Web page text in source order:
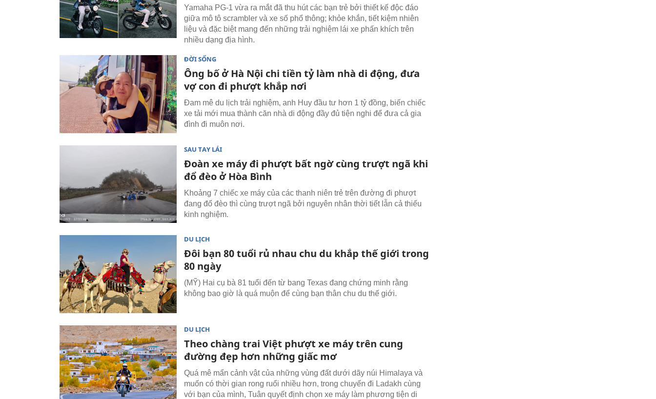
Yamaha PG-1 vừa ra mắt đã thu hút các bạn trẻ bởi thiết kế độc đáo
giữa mô tô scrambler và xe số phổ thông; khỏe khắn, tiết kiệm nhiên
liệu và đặc biệt mang đến những trải nghiệm lái xe phấn khích trên
nhiều dạng địa hình.
ĐỜI SỐNG
Ông bố ở Hà Nội chi tiền tỷ làm nhà di động, đưa
vợ con đi phượt khắp nơi
Đam mê du lịch trải nghiệm, anh Huy đầu tư hơn 1 tỷ đồng, biến chiếc
xe tải mới mua thành căn nhà di động đầy đủ tiện nghi để đưa cả gia
đình đi muôn nơi.
SAU TAY LÁI
Đoàn xe máy đi phượt bất ngờ cùng trượt ngã khi
đổ đèo ở Hòa Bình
Khoảng 7 chiếc xe máy của các thanh niên trẻ trên đường đi phượt
đang đổ đèo thì cùng trượt ngã bởi nguyên nhân thời tiết lẫn cả thiếu
kinh nghiệm.
DU LỊCH
Đôi bạn 80 tuổi rủ nhau chu du khắp thế giới trong
80 ngày
(MỸ) Hai cụ bà 81 tuổi đến từ bang Texas đang chứng minh rằng
không bao giờ là quá muộn để cùng bạn thân chu du thế giới.
DU LỊCH
Theo chàng trai Việt phượt xe máy trên cung
đường đẹp hơn những giấc mơ
Quá mê mẩn cảnh vật của những vùng đất dưới dãy núi Himalaya và
muốn có thời gian rong ruổi nhiều hơn, trong chuyến đi Ladakh cùng
với bạn của mình, Tuân quyết định chọn xe máy làm phương tiện di